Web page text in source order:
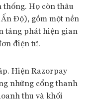
thống. Họ còn thâu
Độ), gồm một nền
tảng phát hiện gian
điện tử.
Hiện Razorpay
những cổng thanh
thu và khối